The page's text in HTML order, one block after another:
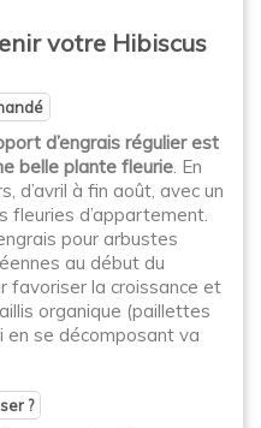
votre Hibiscus
d’engrais régulier est
belle plante fleurie. En
d’avril à fin août, avec un
fleuries d’appartement.
pour arbustes
au début du
favoriser la croissance et
organique (paillettes
en se décomposant va
?